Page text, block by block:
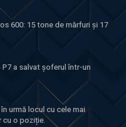
600: 15 tone de mărfuri și 17
P7 a salvat șoferul într-un
urmă locul cu cele mai
cu o poziție.